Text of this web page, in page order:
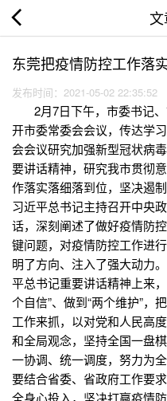
东莞把疫情防控工作落
发布时间：2021-05-02 22:35:52
2月7日下午，市委书记、
开市委常委会会议，传达学
会会议研究加强新型冠状病
要讲话精神，研究我市贯彻
作落实落细落到位，坚决
习近平总书记主持召开中央
话，深刻阐述了做好疫情防
键问题，对疫情防控工作进
明了方向、注入了强大动力
平总书记重要讲话精神上来
个自信”、做到“两个维护”，
工作来抓，以对党和人民高
和全局观念，坚持全国一盘
一协调、统一调度，努力为
要结合省委、省政府工作要
全身心投入，坚决打赢疫